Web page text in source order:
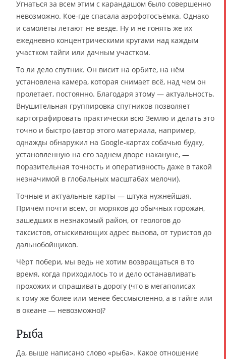
Угнаться за всем этим с карандашом было совершенно
невозможно. Кое-где спасала аэрофотосъёмка. Однако
и самолёты летают не везде. Ну и не гонять же их
ежедневно концентрическими кругами над каждым
участком тайги или дачным участком.
То ли дело спутник. Он висит на орбите, на нём
установлена камера, которая снимает всё, над чем он
пролетает, постоянно. Благодаря этому — актуальность.
Внушительная группировка спутников позволяет
картографировать практически всю Землю и делать это
точно и быстро (автор этого материала, например,
однажды обнаружил на Google-картах собачью будку,
установленную на его заднем дворе накануне, —
поразительная точность и оперативность даже в такой
незначимой в глобальных масштабах мелочи).
Точные и актуальные карты — штука нужнейшая.
Причём почти всем, от моряков до обычных горожан,
зашедших в незнакомый район, от геологов до
таксистов, отыскивающих адрес вызова, от туристов до
дальнобойщиков.
Чёрт побери, мы ведь не хотим возвращаться в то
время, когда приходилось то и дело останавливать
прохожих и спрашивать дорогу (что в мегаполисах
к тому же более или менее бессмысленно, а в тайге или
в океане — невозможно)?
Рыба
Да, выше написано слово «рыба». Какое отношение